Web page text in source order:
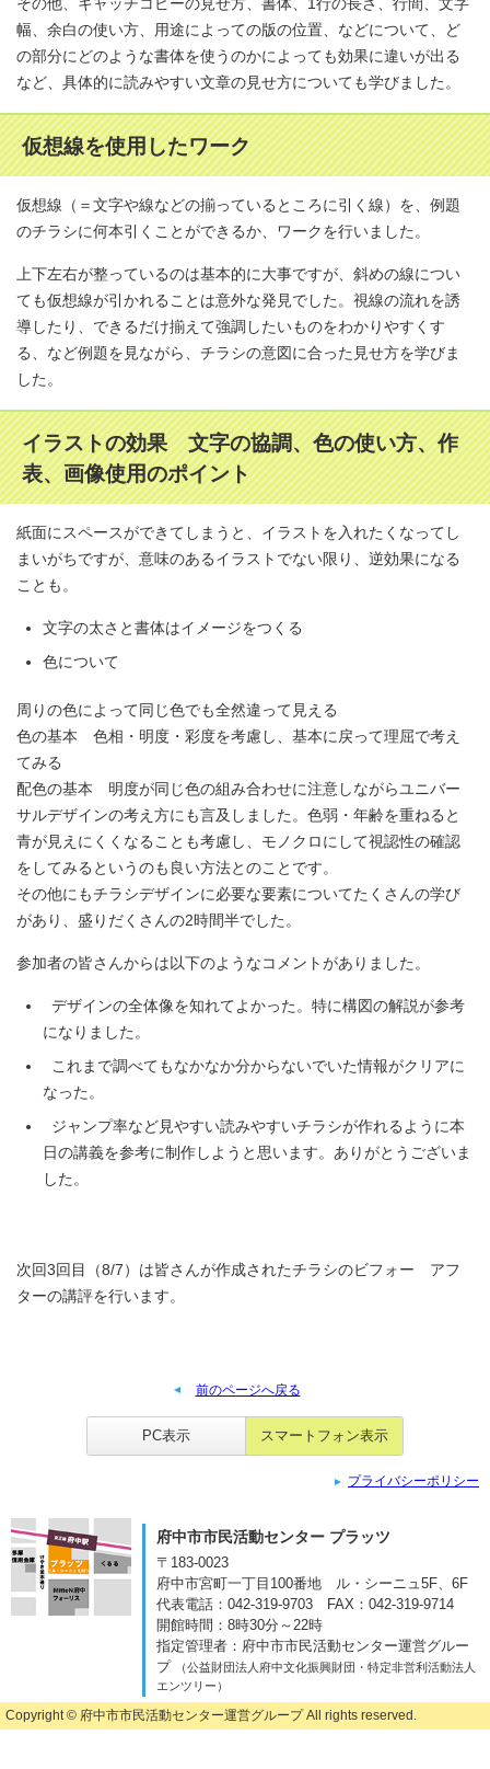
その他、キャッチコピーの見せ方、書体、1行の長さ、行間、文字
幅、余白の使い方、用途によっての版の位置、などについて、ど
の部分にどのような書体を使うのかによっても効果に違いが出る
など、具体的に読みやすい文章の見せ方についても学びました。
仮想線を使用したワーク
仮想線（＝文字や線などの揃っているところに引く線）を、例題
のチラシに何本引くことができるか、ワークを行いました。
上下左右が整っているのは基本的に大事ですが、斜めの線につい
ても仮想線が引かれることは意外な発見でした。視線の流れを誘
導したり、できるだけ揃えて強調したいものをわかりやすくす
る、など例題を見ながら、チラシの意図に合った見せ方を学びま
した。
イラストの効果 文字の協調、色の使い方、作
表、画像使用のポイント
紙面にスペースができてしまうと、イラストを入れたくなってし
まいがちですが、意味のあるイラストでない限り、逆効果になる
ことも。
文字の太さと書体はイメージをつくる
色について
周りの色によって同じ色でも全然違って見える
色の基本 色相・明度・彩度を考慮し、基本に戻って理屈で考え
てみる
配色の基本 明度が同じ色の組み合わせに注意しながらユニバー
サルデザインの考え方にも言及しました。色弱・年齢を重ねると
青が見えにくくなることも考慮し、モノクロにして視認性の確認
をしてみるというのも良い方法とのことです。
その他にもチラシデザインに必要な要素についてたくさんの学び
があり、盛りだくさんの2時間半でした。
参加者の皆さんからは以下のようなコメントがありました。
デザインの全体像を知れてよかった。特に構図の解説が参考
になりました。
これまで調べてもなかなか分からないでいた情報がクリアに
なった。
ジャンプ率など見やすい読みやすいチラシが作れるように本
日の講義を参考に制作しようと思います。ありがとうございま
した。
次回3回目（8/7）は皆さんが作成されたチラシのビフォー アフ
ターの講評を行います。
前のページへ戻る
PC表示 スマートフォン表示
プライバシーポリシー
府中市市民活動センター プラッツ
〒183-0023
府中市宮町一丁目100番地 ル・シーニュ5F、6F
代表電話：042-319-9703
FAX：042-319-9714
開館時間：8時30分～22時
指定管理者：府中市市民活動センター運営グルー
プ
（公益財団法人府中文化振興財団・特定非営利活動法人
エンツリー）
Copyright © 府中市市民活動センター運営グループAll rights reserved.